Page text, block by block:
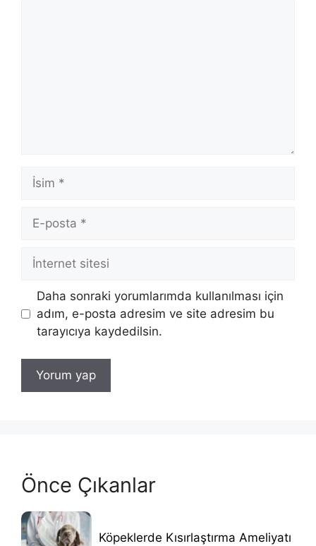
İsim
posta
İnternet
Daha sonraki yorumlarımda kullanılması için
adım, e-posta adresim ve site adresim bu
tarayıcıya kaydedilsin.
Önce Çıkanlar
Köpeklerde Kısırlaştırma Ameliyatı